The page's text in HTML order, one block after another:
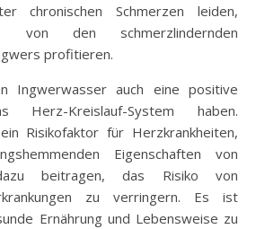
chronischen Schmerzen leiden,
von den schmerzlindernden
profitieren.
Ingwerwasser auch eine positive
Kreislauf-System haben.
Risikofaktor für Herzkrankheiten,
Eigenschaften von
beitragen, das Risiko von
zu verringern. Es ist
Ernährung und Lebensweise zu